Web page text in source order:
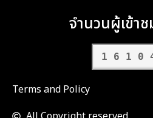
จำนวนผู้เข้า
Terms and Policy